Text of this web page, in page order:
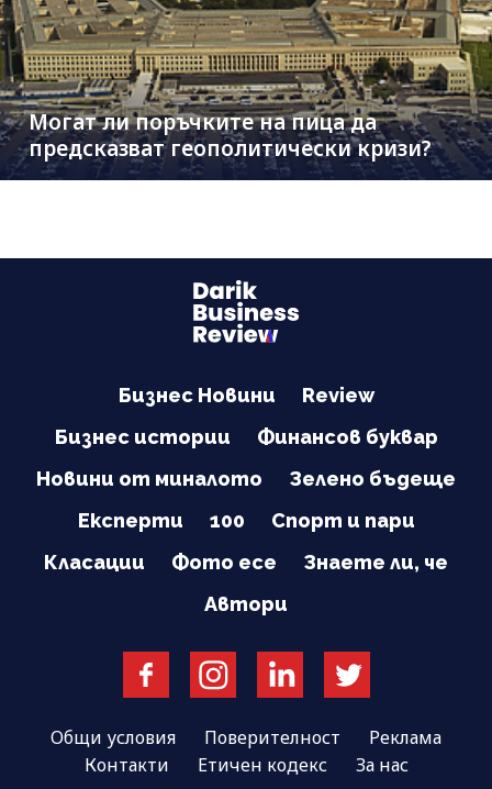
Могат ли поръчките на пица да
предсказват геополитически кризи?
Бизнес Новини
Review
Бизнес истории
Финансов буквар
Новини от миналото
Зелено бъдеще
Експерти
100
Спорт и пари
Класации
Фото есе
Знаете ли, че
Автори
Общи условия Поверителност
Реклама
Контакти
Етичен кодекс За нас